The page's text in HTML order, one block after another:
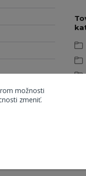
možnosti
zmeniť.